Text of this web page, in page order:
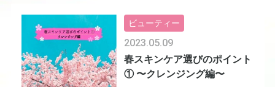
春スキンケア選びのポイント
① 〜クレンジング編〜
2023.05.09
ビューティー